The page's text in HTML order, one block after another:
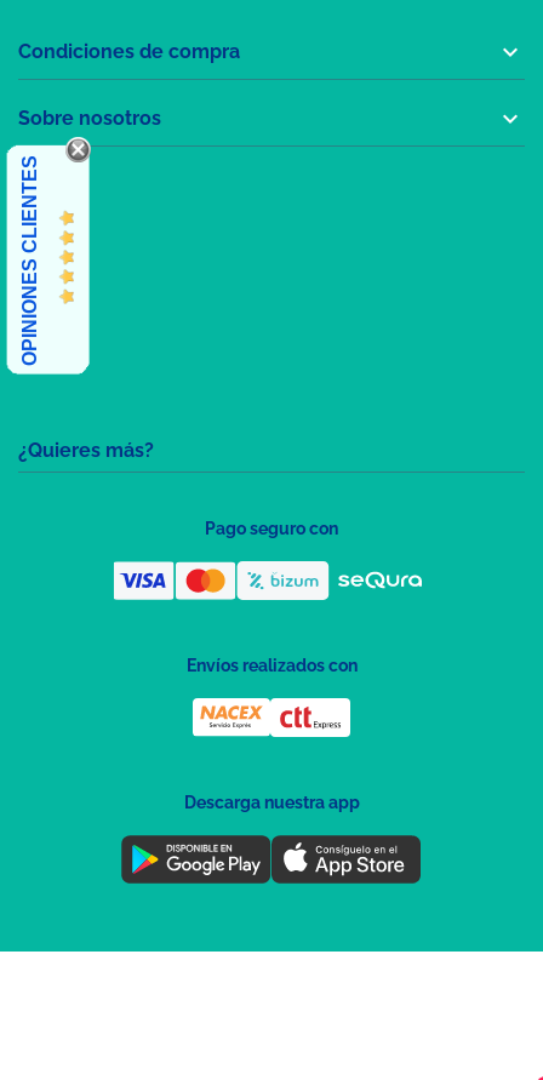
¿Quieres más?
Condiciones de compra 
Sobre nosotros 
OPINIONES CLIENTES
Pago seguro con
Envíos realizados con
Descarga nuestra app